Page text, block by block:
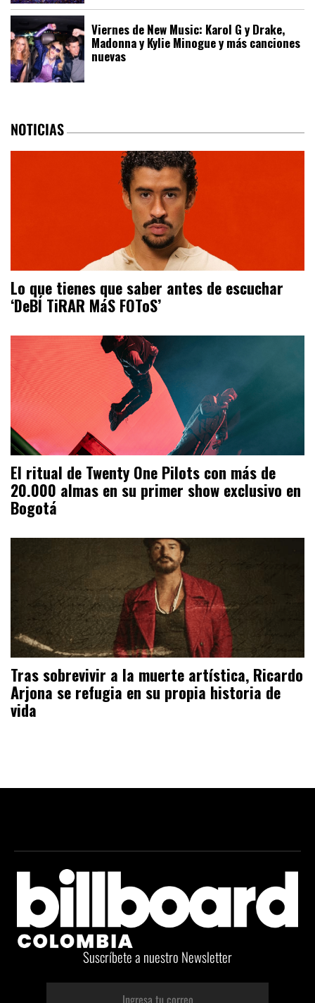
Viernes de New Music: Karol G y Drake,
Madonna y Kylie Minogue y más canciones
nuevas
NOTICIAS
Lo que tienes que saber antes de escuchar
‘DeBÍ TiRAR MáS FOToS’
El ritual de Twenty One Pilots con más de
20.000 almas en su primer show exclusivo en
Bogotá
Tras sobrevivir a la muerte artística, Ricardo
Arjona se refugia en su propia historia de
vida
Suscríbete a nuestro Newsletter